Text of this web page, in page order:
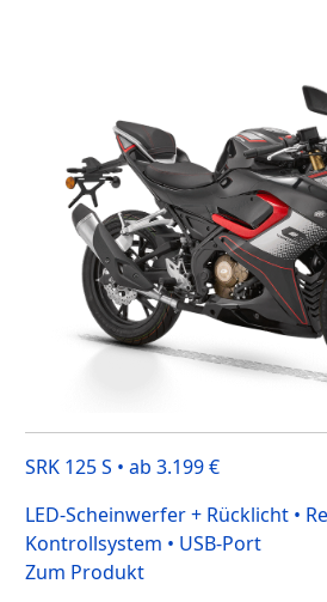
SRK 125 S • ab 3.199 €
LED-Scheinwerfer + Rücklicht •
Kontrollsystem • USB-Port
Zum Produkt